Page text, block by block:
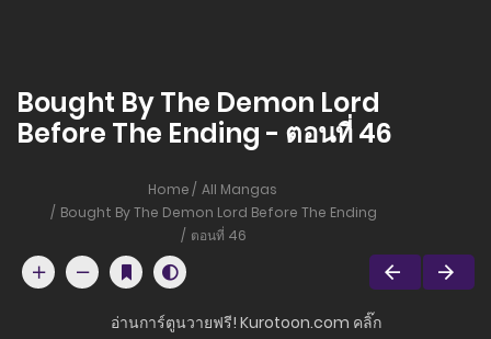
Bought By The Demon Lord
Before The Ending - ตอนที่ 46
Home
All Mangas
Bought By The Demon Lord Before The Ending
ตอนที่ 46
อ่านการ์ตูนวายฟรี! Kurotoon.com คลิ๊ก